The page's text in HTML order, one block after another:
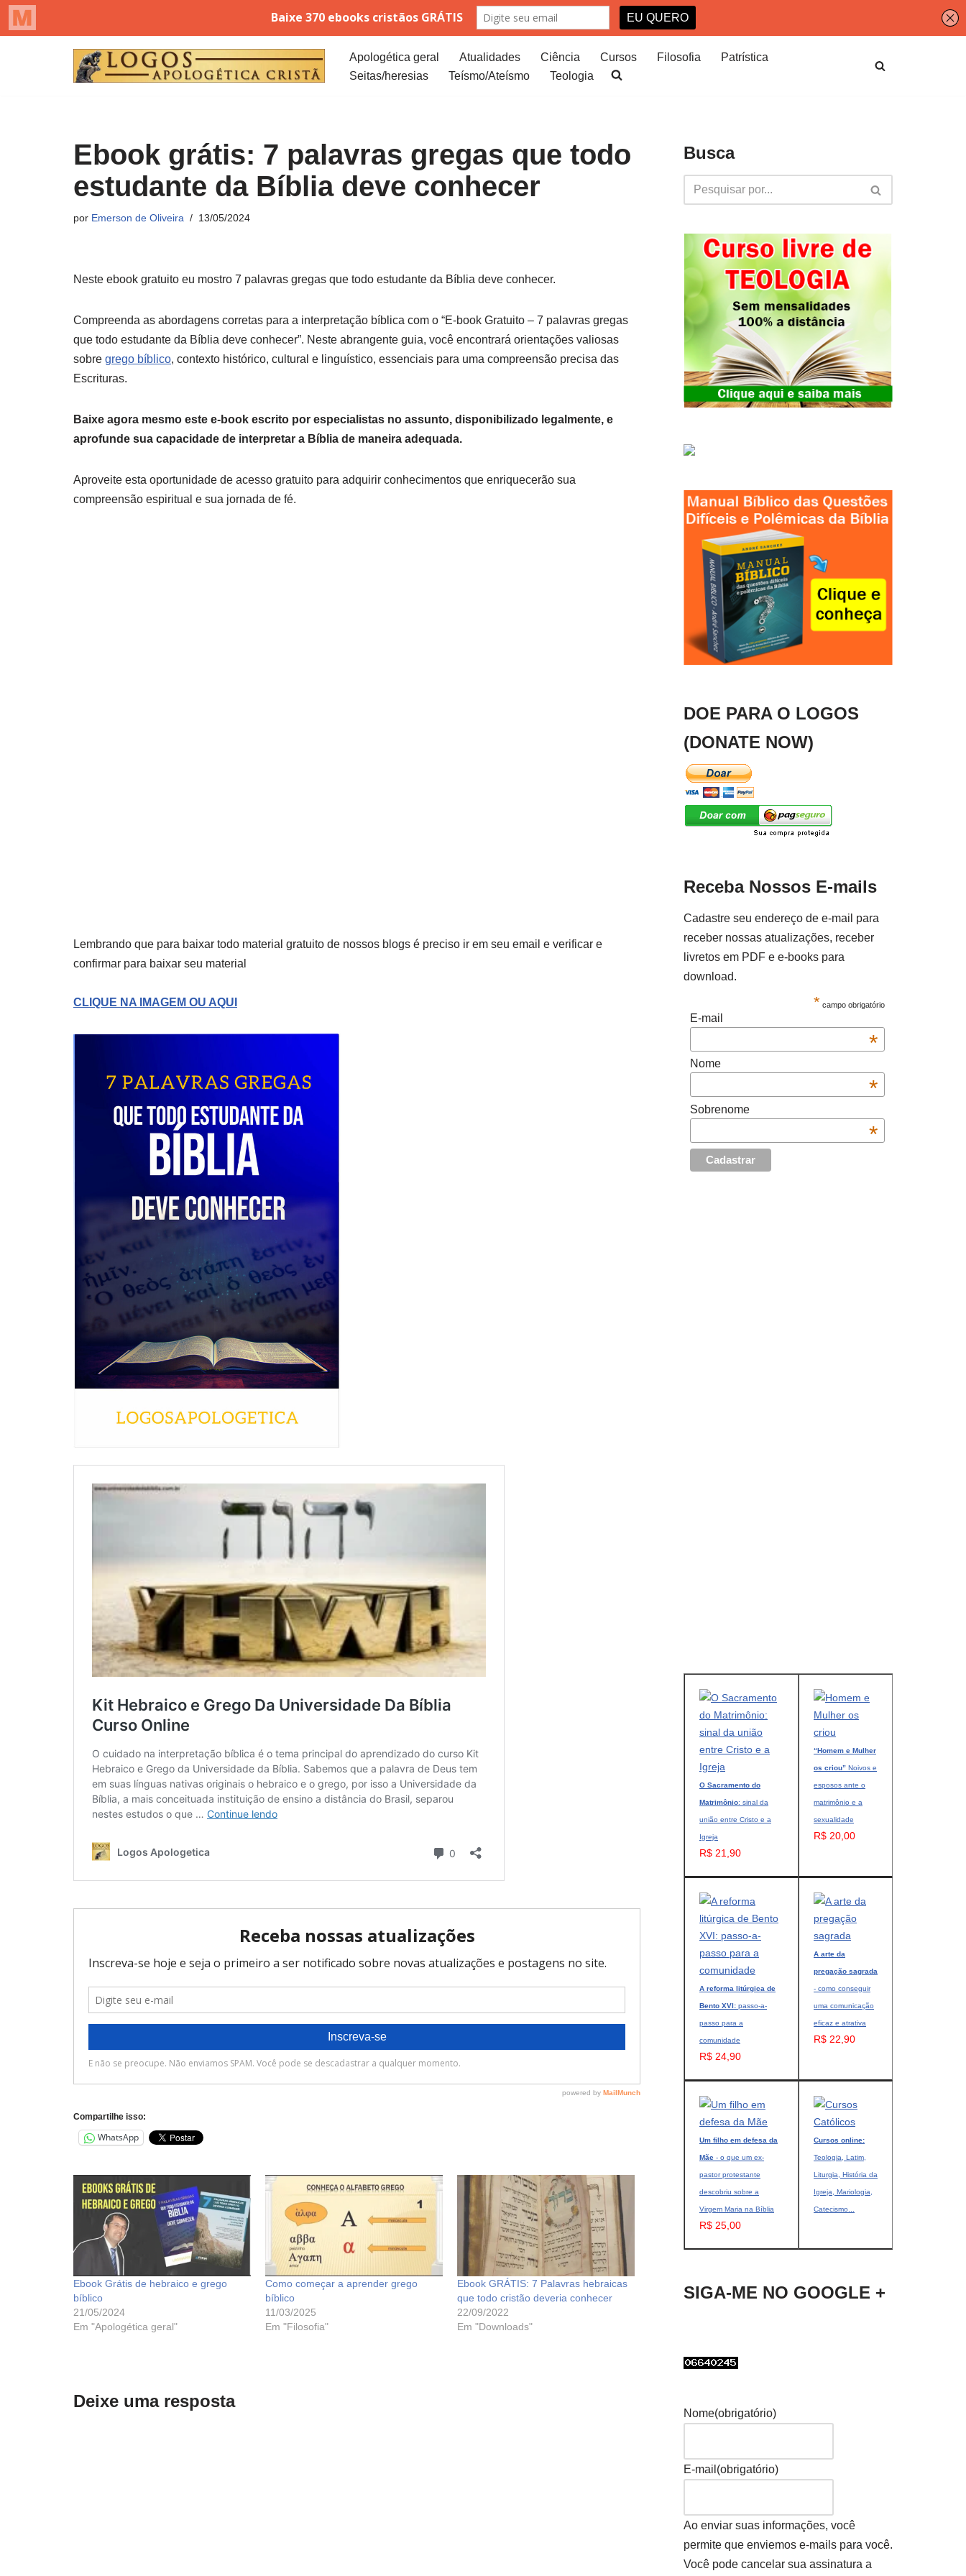
Apologética geral Atualidades Ciência Cursos Filosofia
Patrística
Seitas/heresias
Teísmo/Ateísmo Teologia
Ebook grátis: 7 palavras gregas que todo
estudante da Bíblia deve conhecer
por Emerson de Oliveira 13/05/2024
Neste ebook gratuito eu mostro 7 palavras gregas que todo estudante da Bíblia deve conhecer.
Compreenda as abordagens corretas para a interpretação bíblica com o “E-book Gratuito – 7 palavras gregas
que todo estudante da Bíblia deve conhecer”. Neste abrangente guia, você encontrará orientações valiosas
sobre grego bíblico, contexto histórico, cultural e linguístico, essenciais para uma compreensão precisa das
Escrituras.
Baixe agora mesmo este e-book escrito por especialistas no assunto, disponibilizado legalmente, e
aprofunde sua capacidade de interpretar a Bíblia de maneira adequada.
Aproveite esta oportunidade de acesso gratuito para adquirir conhecimentos que enriquecerão sua
compreensão espiritual e sua jornada de fé.
Lembrando que para baixar todo material gratuito de nossos blogs é preciso ir em seu email e verificar e
confirmar para baixar seu material
CLIQUE NA IMAGEM OU AQUI
Compartilhe isso:
WhatsApp
Ebook Grátis de hebraico e grego
bíblico
21/05/2024
Em "Apologética geral"
Como começar a aprender grego
bíblico
11/03/2025
Em "Filosofia"
Ebook GRÁTIS: 7 Palavras hebraicas
que todo cristão deveria conhecer
22/09/2022
Em "Downloads"
Deixe uma resposta
Busca
DOE PARA O LOGOS
(DONATE NOW)
Receba Nossos E-mails
Cadastre seu endereço de e-mail para
receber nossas atualizações, receber
livretos em PDF e e-books para
download.
* campo obrigatório
E-mail
*
Nome
*
Sobrenome
*
O Sacramento do
Matrimônio: sinal da
união entre Cristo e a
Igreja
R$ 21,90
“Homem e Mulher
os criou” Noivos e
esposos ante o
matrimônio e a
sexualidade
R$ 20,00
A reforma litúrgica de
Bento XVI: passo-a-
passo para a
comunidade
R$ 24,90
A arte da
pregação sagrada
- como conseguir
uma comunicação
eficaz e atrativa
R$ 22,90
Um filho em defesa da
Mãe - o que um ex-
pastor protestante
descobriu sobre a
Virgem Maria na Bíblia
R$ 25,00
Cursos online:
Teologia, Latim,
Liturgia, História da
Igreja, Mariologia,
Catecismo...
SIGA-ME NO GOOGLE +
Nome(obrigatório)
E-mail (obrigatório)
Ao enviar suas informações, você
permite que enviemos e-mails para você.
Você pode cancelar sua assinatura a